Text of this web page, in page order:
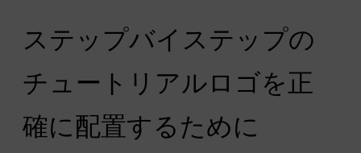
ステップバイステップの
チュートリアルロゴを正
確に配置するために